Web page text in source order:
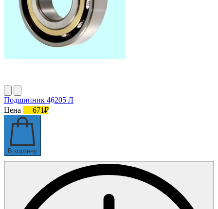
Подшипник 46205 Л
Цена
671₽
В корзину